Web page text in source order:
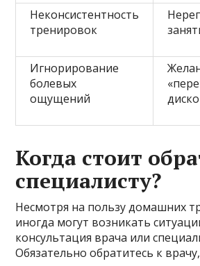
Неконсистентность
тренировок
Игнорирование
болевых
ощущений
Когда стоит
специалисту?
Несмотря на пользу домашних
иногда могут возникать
консультация врача или
Обязательно обратитесь к